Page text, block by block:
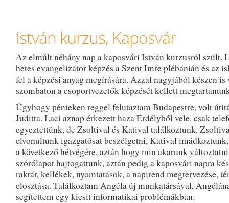
István kurzus, Kaposvár
Az elmúlt néhány nap a kaposvári István kurzusról szült.
hetes evangelizátor képzés a Szent Imre plébánián és az
fel a képzési anyag megírására. Azzal nagyjából készen is
szombaton a csoportvezetők képzését kellett
Úgyhogy pénteken reggel felutaztam Budapestre, volt
Juditta. Laci aznap érkezett haza Erdélyből vele, csak
egyeztettünk, de Zsoltival és Katival találkoztunk.
elvonultunk igazgatósat beszélgetni, Katival
a következő hétvégére, aztán hogy min akarunk
szórólapot hajtogattunk, aztán pedig a kaposvári napra
raktár, kellékek, nyomtatások, a napirend megtervezése,
elosztása. Találkoztam Angéla új munkatársával,
segítettem egy kicsit informatikai problémákban.